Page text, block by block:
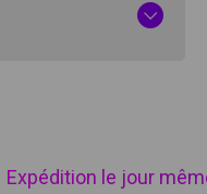
Expédition le jour